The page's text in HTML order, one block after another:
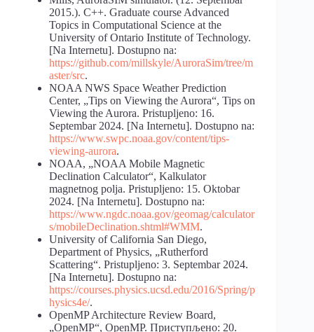
2015.). C++. Graduate course Advanced
Topics in Computational Science at the
University of Ontario Institute of Technology.
[Na Internetu]. Dostupno na:
https://github.com/millskyle/AuroraSim/tree/m
aster/src.
NOAA NWS Space Weather Prediction
Center, „Tips on Viewing the Aurora“, Tips on
Viewing the Aurora. Pristupljeno: 16.
Septembar 2024. [Na Internetu]. Dostupno na:
https://www.swpc.noaa.gov/content/tips-
viewing-aurora.
NOAA, „NOAA Mobile Magnetic
Declination Calculator“, Kalkulator
magnetnog polja. Pristupljeno: 15. Oktobar
2024. [Na Internetu]. Dostupno na:
https://www.ngdc.noaa.gov/geomag/calculator
s/mobileDeclination.shtml#WMM.
University of California San Diego,
Department of Physics, „Rutherford
Scattering“. Pristupljeno: 3. Septembar 2024.
[Na Internetu]. Dostupno na:
https://courses.physics.ucsd.edu/2016/Spring/p
hysics4e/.
OpenMP Architecture Review Board,
„OpenMP“, OpenMP. Приступљено: 20.